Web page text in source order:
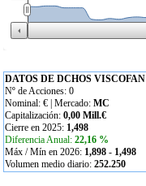
DATOS DE DCHOS VISCOFAN
Nº de Acciones: 0
Nominal: € | Mercado: MC
Capitalización: 0,00 Mill.€
Cierre en 2025: 1,498
Diferencia Anual: 22,16 %
Máx / Mín en 2026: 1,898 - 1,498
Volumen medio diario: 252.250